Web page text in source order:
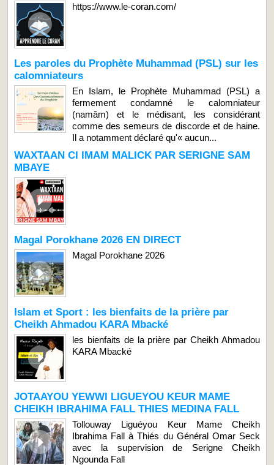
https://www.le-coran.com/
Les paroles du Prophète Muhammad (PSL) sur les
calomniateurs
En Islam, le Prophète Muhammad (PSL) a
fermement condamné le calomniateur
(namâm) et le médisant, les considérant
comme des semeurs de discorde et de haine.
Il a notamment déclaré qu'« aucun...
WAXTAAN CI IMAM MALICK PAR SERIGNE SAM
MBAYE
Magal Porokhane 2026 EN DIRECT
Magal Porokhane 2026
Islam et Sport : les bienfaits de la prière par
Cheikh Ahmadou KARA Mbacké
les bienfaits de la prière par Cheikh Ahmadou
KARA Mbacké
JOTAAYOU YEWWI LIGUEYOU KEUR MAME
CHEIKH IBRAHIMA FALL THIES MEDINA FALL
Tollouway Liguéyou Keur Mame Cheikh
Ibrahima Fall à Thiés du Général Omar Seck
avec la supervision de Serigne Cheikh
Ngounda Fall